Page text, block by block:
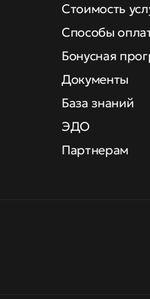
Стоимость
Способы
Бонусная
Документы
База знаний
ЭДО
Партнерам